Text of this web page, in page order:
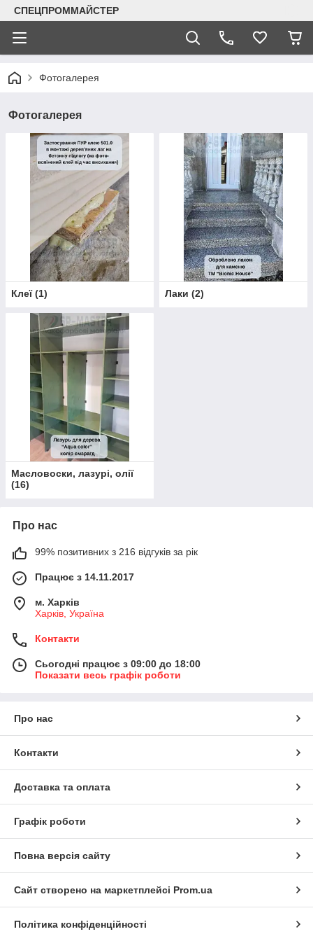
СПЕЦПРОММАЙСТЕР
Фотогалерея
Фотогалерея
Клеї(1) Лаки (2)
Масловоски, лазурі, олії
(16)
Про нас
99% позитивних з 216 відгуків за рік
Працює з 14.11.2017
м. Харків
Харків, Україна
Контакти
Сьогодні працює з 09:00 до 18:00
Показати весь графік роботи
Про нас
Контакти
Доставка та оплата
Графік роботи
Повна версія сайту
Сайт створено на маркетплейсі Prom.ua
Політика конфіденційності